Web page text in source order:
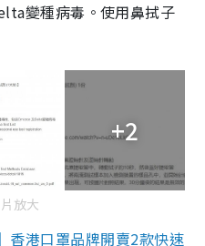
變種病毒。使用鼻拭子
+2
放大
香港口罩品牌開賣2款快速